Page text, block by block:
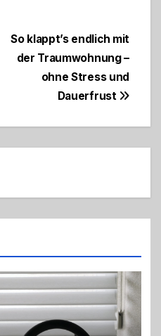
So klappt’s endlich mit
der Traumwohnung –
ohne Stress und
Dauerfrust